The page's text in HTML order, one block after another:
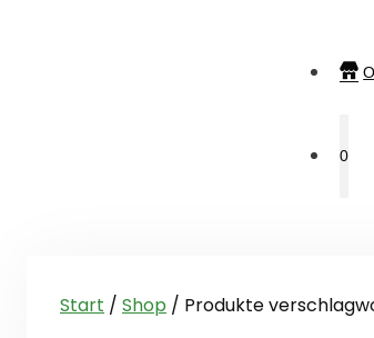
0
Start / Shop / Produkte